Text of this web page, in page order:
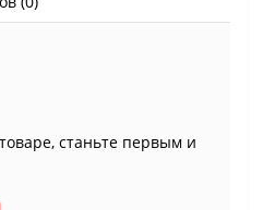
станьте первым и